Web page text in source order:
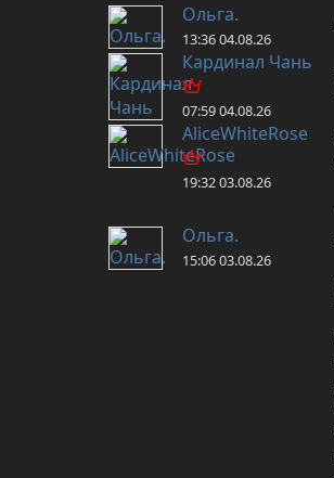
Ольга.
13:36 04.08.26
Кардинал Чань
07:59 04.08.26
AliceWhiteRose
19:32 03.08.26
Ольга.
15:06 03.08.26